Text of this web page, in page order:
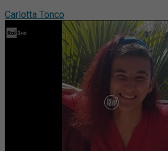
Carlotta Tonco